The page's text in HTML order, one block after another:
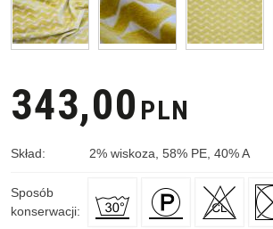
343,00 PLN
Skład: 2% wiskoza, 58% PE, 40%A
Sposób
konserwacji: